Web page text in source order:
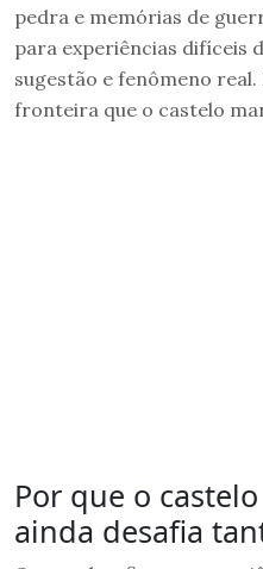
pedra e memórias de
para experiências difíceis
sugestão e fenômeno
fronteira que o castelo
Por que o
ainda desafia